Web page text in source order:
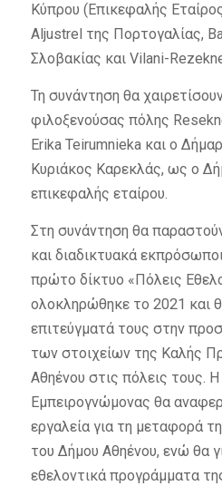
Κύπρου (Επικεφαλής
Aljustrel της Πορτογαλίας,
Σλοβακίας και Vilani-
Τη συνάντηση θα
φιλοξενούσας πόλης
Erika Teirumnieka και ο
Κυριάκος Καρεκλάς, ως ο
επικεφαλής εταίρου.
Στη συνάντηση θα
και διαδικτυακά
πρώτο δίκτυο «Πόλεις
ολοκληρώθηκε το 2021 και
επιτεύγματά τους στην
των στοιχείων της Καλής
Αθηένου στις πόλεις τους.
Εμπειρογνώμονας θα
εργαλεία για τη μεταφορά
του Δήμου Αθηένου, ενώ θα
εθελοντικά προγράμματα